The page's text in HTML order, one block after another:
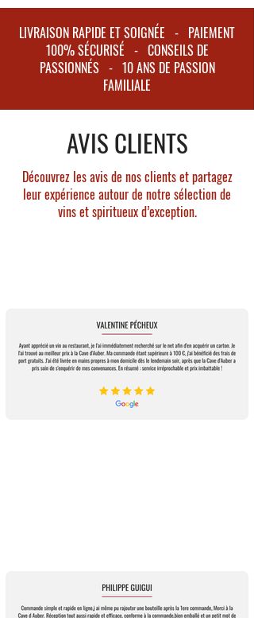
Encépagement : Pinot noir (100%)
Couleur : rubis foncé.
Nez : arômes complexes et nets de cerise
mêlées à la truffe et aux épices.
Bouche: tannins fins avec un équilibre entre
fraîcheur et velouté.
Finale : notes de fruits à noyaux et fruits
confits, persistant en fin de bouche.
Consommation : 5 à 18 ans
A déguster avec un magret de canard, de
la dinde, du veau aux champignons.
LIVRAISON RAPIDE ET SOIGNÉE - PAIEMENT
100% SÉCURISÉ - CONSEILS DE
PASSIONNÉS - 10 ANS DE PASSION
FAMILIALE
AVIS CLIENTS
Découvrez les avis de nos clients et partagez
leur expérience autour de notre sélection de
vins et spiritueux d’exception.